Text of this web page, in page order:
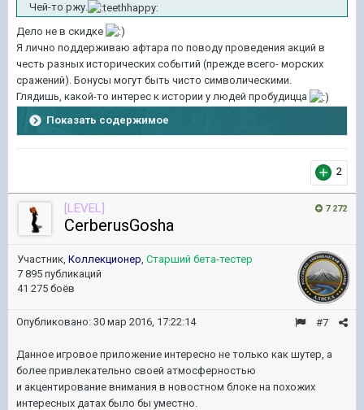
Чей-то ржу.
Дело не в скидке
Я лично поддерживаю афтара по поводу проведения акций в
честь разных исторических событий (прежде всего- морских
сражений). Бонусы могут быть чисто символическими.
Глядишь, какой-то интерес к истории у людей пробудицца
Показать содержимое
2
7 272
[LEVEL]
CerberusGosha
Участник, Коллекционер, Старший бета-тестер
7 895 публикаций
41 275 боёв
#7
Опубликовано: 30 мар 2016, 17:22:14
Данное игровое приложение интересно не только как шутер, а
более привлекательно своей атмосферностью
и акцентирование внимания в новостном блоке на похожих
интересных датах было бы уместно.